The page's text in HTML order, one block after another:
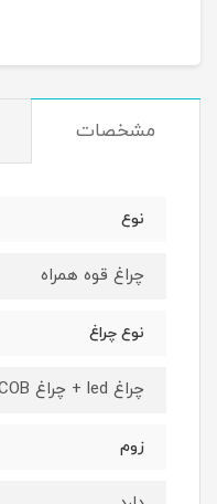
مشخصات
نوع
چراغ قوه همراه
نوع چراغ
چراغ led + چراغ COB
زوم